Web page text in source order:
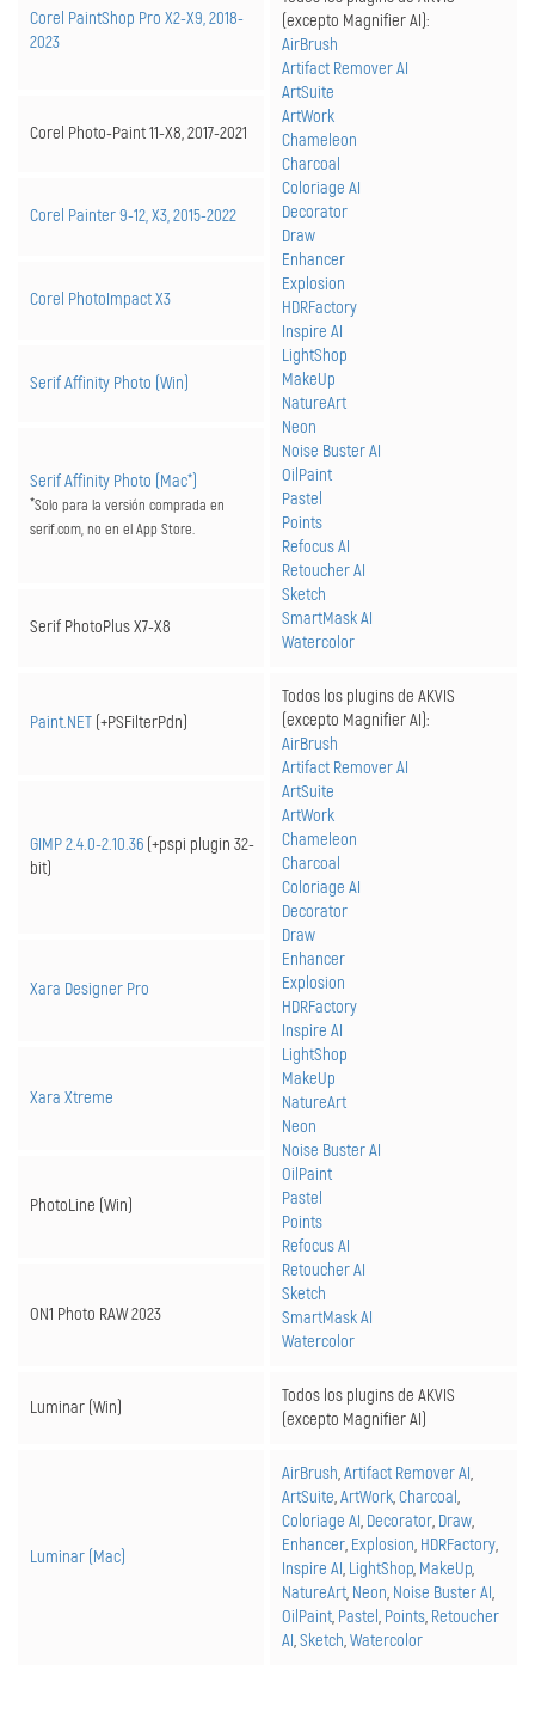
Corel PaintShop Pro X2-X9, 2018-
2023
(excepto Magnifier AI):
AirBrush
Artifact Remover AI
ArtSuite
ArtWork
Chameleon
Charcoal
Coloriage AI
Decorator
Draw
Enhancer
Explosion
HDRFactory
Inspire AI
LightShop
MakeUp
NatureArt
Neon
Noise Buster AI
OilPaint
Pastel
Points
Refocus AI
Retoucher AI
Sketch
SmartMask AI
Watercolor
Corel Photo-Paint 11-X8, 2017-2021
Corel Painter 9-12, X3, 2015-2022
Corel PhotoImpact X3
Serif Affinity Photo (Win)
Serif Affinity Photo (Mac*)
*Solo para la versión comprada en
serif.com, no en el App Store.
Serif PhotoPlus X7-X8
Paint.NET (+PSFilterPdn)
Todos los plugins de AKVIS
(excepto Magnifier AI):
AirBrush
Artifact Remover AI
ArtSuite
ArtWork
Chameleon
Charcoal
Coloriage AI
Decorator
Draw
Enhancer
Explosion
HDRFactory
Inspire AI
LightShop
MakeUp
NatureArt
Neon
Noise Buster AI
OilPaint
Pastel
Points
Refocus AI
Retoucher AI
Sketch
SmartMask AI
Watercolor
GIMP 2.4.0-2.10.36 (+pspi plugin 32-
bit)
Xara Designer Pro
Xara Xtreme
PhotoLine (Win)
ON1 Photo RAW 2023
Luminar (Win)
Todos los plugins de AKVIS
(excepto Magnifier AI)
Luminar (Mac)
AirBrush,Artifact Remover AI,
ArtSuite,ArtWork,Charcoal,
Coloriage AI, Decorator, Draw,
Enhancer, Explosion, HDRFactory,
Inspire AI, LightShop, MakeUp,
NatureArt, Neon, Noise Buster AI,
OilPaint, Pastel, Points, Retoucher
AI,Sketch,Watercolor